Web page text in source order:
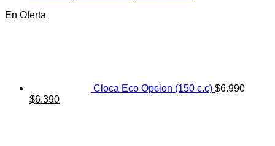
En Oferta
Cloca Eco Opcion (150 c.c) $6.990
El
$6.390El